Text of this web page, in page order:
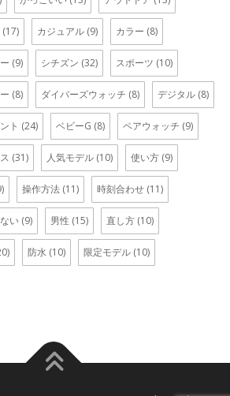
(17) カジュアル (9) カラー (8)
(9) シチズン (32) スポーツ (10)
(8) ダイバーズウォッチ (8) デジタル (8)
ト (24) ベビーG (8) ペアウォッチ (9)
(31) 人気モデル (10) 使い方 (9)
操作方法 (11) 時刻合わせ (11)
い (9) 男性 (15) 直し方 (10)
防水 (10) 限定モデル (10)